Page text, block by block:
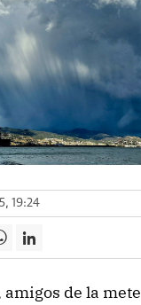
19:24
de la